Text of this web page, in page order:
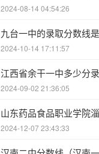
2024-08-14 04:54:26
九台一中的录取分数线是
2024-10-14 17:11:57
江西省余干一中多少分
2024-09-02 21:36:05
2024-12-07 23:43:33